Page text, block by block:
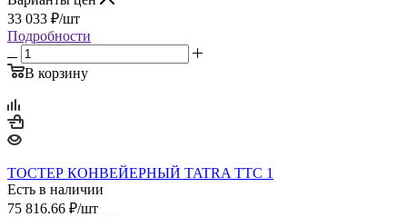
33 033 ₽/шт
Подробности
В корзину
ТОСТЕР КОНВЕЙЕРНЫЙ TATRA TTC 1
Есть в наличии
75 816.66 ₽/шт